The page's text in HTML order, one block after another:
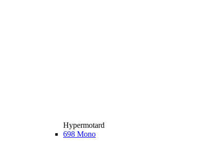
Hypermotard
698 Mono